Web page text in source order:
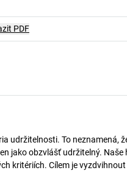
PDF
udržitelnosti. To neznamená,
jako obzvlášť udržitelný.
kritériích. Cílem je